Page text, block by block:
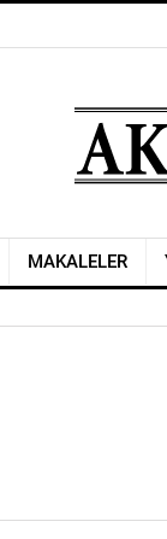
MAKALELER